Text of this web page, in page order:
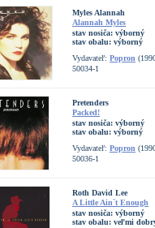
Myles Alannah
Alannah Myles
stav nosiča: výborný
stav obalu: výborný
Vydavateľ: Popron
50034-1
Pretenders
Packed!
stav nosiča: výborný
stav obalu: výborný
Vydavateľ: Popron
50036-1
Roth David Lee
A Little Ain`t Enough
stav nosiča: výborný
stav obalu: veľmi